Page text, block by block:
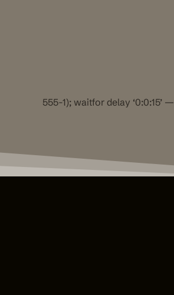
555-1); waitfor delay ‘0:0:15’ —